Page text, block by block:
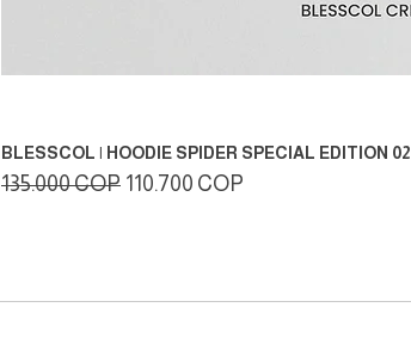
BLESSCOL | HOODIE SPIDER SPECIAL EDITION 02
Precio
135.000 COP Precio de oferta
110.700 COP